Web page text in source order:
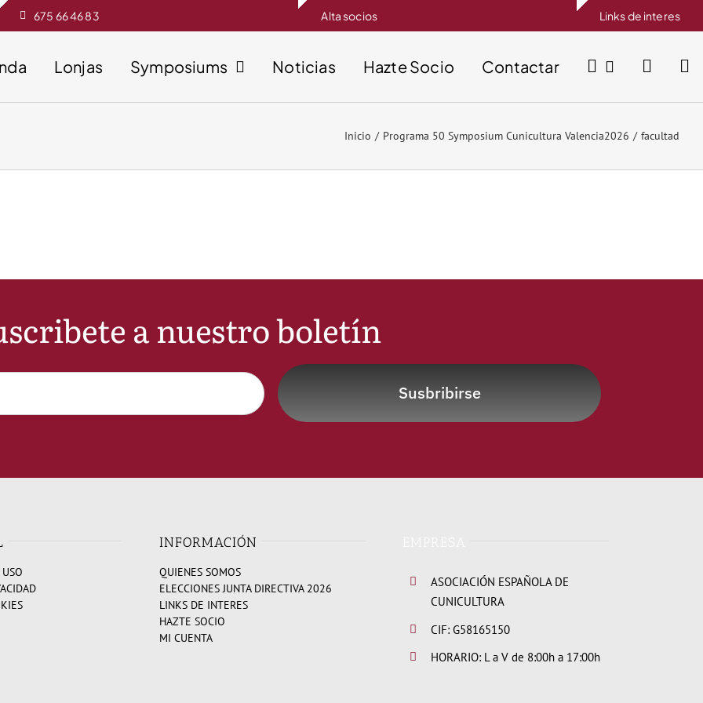
675 66 46 83 Alta socios Links de interes
Lonjas Symposiums Noticias Hazte Socio Contactar
Inicio Programa 50 Symposium Cunicultura Valencia2026 facultad
a nuestro boletín
Susbribirse
INFORMACIÓN
QUIENES SOMOS
ELECCIONES JUNTA DIRECTIVA 2026
LINKS DE INTERES
HAZTE SOCIO
MI CUENTA
ASOCIACIÓN ESPAÑOLA DE
CUNICULTURA
CIF: G58165150
HORARIO: L a V de 8:00h a 17:00h